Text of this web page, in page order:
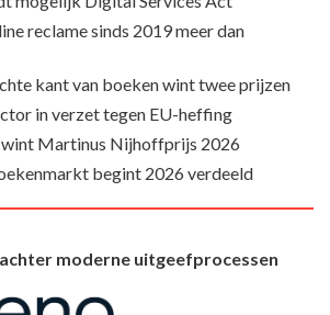
reclame sinds 2019 meer dan
kant van boeken wint twee prijzen
in verzet tegen EU-heffing
wint Martinus Nijhoffprijs 2026
begint 2026 verdeeld
moderne uitgeefprocessen